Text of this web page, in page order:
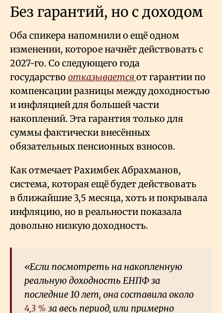
Без гарантий, но с доходом
Оба спикера напомнили о ещё одном
изменении, которое начнёт действовать с
2027-го. Со следующего года
государство отказывается от гарантии по
компенсации разницы между доходностью
и инфляцией для большей части
накоплений. Эта гарантия только для
суммы фактически внесённых
обязательных пенсионных взносов.
Как отмечает Рахимбек Абрахманов,
система, которая ещё будет действовать
в ближайшие 3,5 месяца, хоть и покрывала
инфляцию, но в реальности показала
довольно низкую доходность.
«Если посмотреть на накопленную
реальную доходность ЕНПФ за
последние 10 лет, она составила около
4,3 % за весь период, или примерно